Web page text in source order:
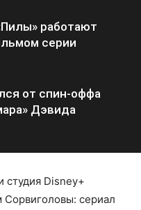
работают
серии
от спин-оффа
Дэвида
студия Disney+
Сорвиголовы: сериал